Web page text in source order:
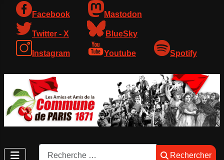
Facebook Mastodon
Twitter - X BlueSky
Instagram Youtube Spotify
Rechercher
Rechercher